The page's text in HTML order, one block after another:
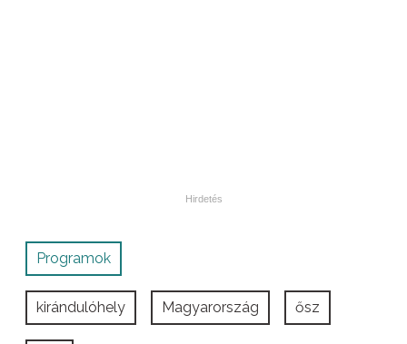
Programok
kirándulóhely Magyarország ősz